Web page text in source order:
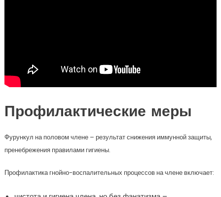
Профилактические меры
Фурункул на половом члене – результат снижения иммунной защиты,
пренебрежения правилами гигиены.
Профилактика гнойно-воспалительных процессов на члене включает: